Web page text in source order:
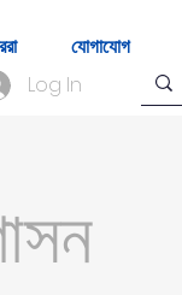
যোগাযোগ
Log In